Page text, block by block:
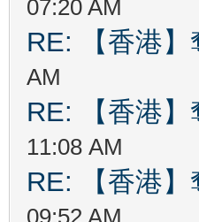
07:20 AM
RE: 【香港
AM
RE: 【香港
11:08 AM
RE: 【香港
09:52 AM